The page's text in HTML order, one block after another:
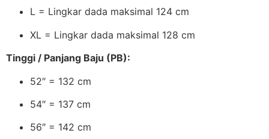
L = Lingkar dada maksimal 124 cm
XL = Lingkar dada maksimal 128 cm
Tinggi / Panjang Baju (PB):
52″ = 132 cm
54″ = 137 cm
56″ = 142 cm